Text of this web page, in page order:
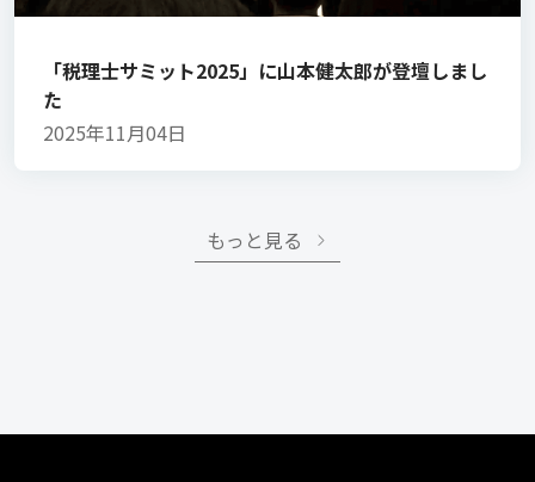
「税理士サミット2025」に山本健太郎が登壇しまし
た
2025年11月04日
もっと見る